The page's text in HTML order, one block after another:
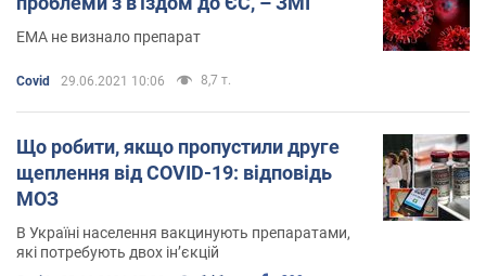
EMA не визнало препарат
Covid 29.06.2021 10:06 8,7 т.
Що робити, якщо пропустили друге
щеплення від COVID-19: відповідь
МОЗ
В Україні населення вакцинують препаратами,
які потребують двох ін’єкцій